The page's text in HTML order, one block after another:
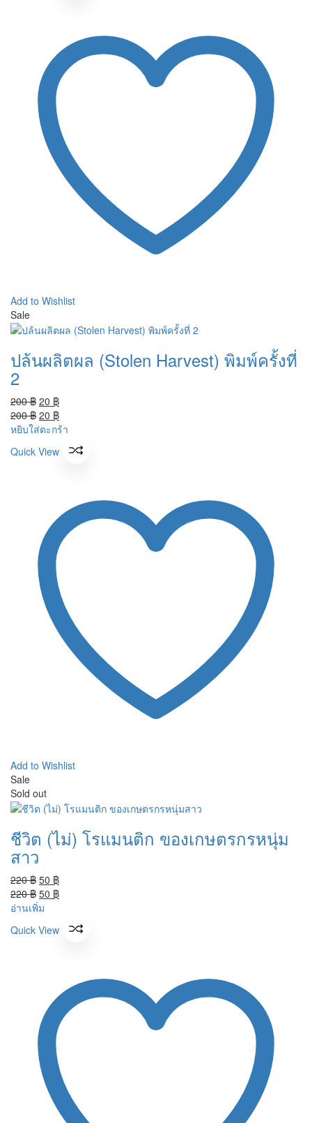
Add to Wishlist
Sale
ปล้นผลิตผล (Stolen Harvest) พิมพ์ครั้งที่
2
200฿ Original
price
was:
20 ฿Current
price
is:
200฿ Original
price
200 ฿.
20 ฿Current
price
20 ฿.
หยิบใส่ตะกร้า
Quick View
Add to Wishlist
Sale
Sold out
ชีวิต (ไม่) โรแมนติก ของเกษตรกรหนุ่ม
สาว
220฿ Original
price
was:
50 ฿Current
price
50 ฿.
220฿ Original
price
220 ฿.
50 ฿Current
50 ฿.
อ่านเพิ่ม
Quick View